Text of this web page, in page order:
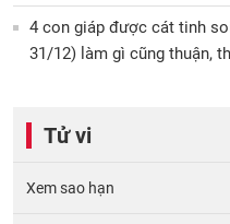
4 con giáp được cát tinh
31/12) làm gì cũng thuận,
Tử vi
Xem sao hạn